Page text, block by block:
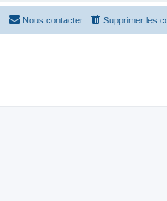
Supprimer les
Nous contacter